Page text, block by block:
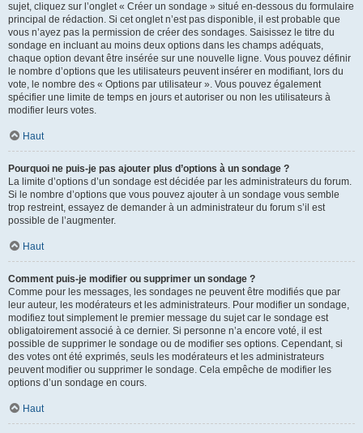
sujet, cliquez sur l’onglet « Créer un sondage » situé en-dessous du formulaire
principal de rédaction. Si cet onglet n’est pas disponible, il est probable que
vous n’ayez pas la permission de créer des sondages. Saisissez le titre du
sondage en incluant au moins deux options dans les champs adéquats,
chaque option devant être insérée sur une nouvelle ligne. Vous pouvez définir
le nombre d’options que les utilisateurs peuvent insérer en modifiant, lors du
vote, le nombre des « Options par utilisateur ». Vous pouvez également
spécifier une limite de temps en jours et autoriser ou non les utilisateurs à
modifier leurs votes.
Haut
Pourquoi ne puis-je pas ajouter plus d’options à un sondage ?
La limite d’options d’un sondage est décidée par les administrateurs du forum.
Si le nombre d’options que vous pouvez ajouter à un sondage vous semble
trop restreint, essayez de demander à un administrateur du forum s’il est
possible de l’augmenter.
Haut
Comment puis-je modifier ou supprimer un sondage ?
Comme pour les messages, les sondages ne peuvent être modifiés que par
leur auteur, les modérateurs et les administrateurs. Pour modifier un sondage,
modifiez tout simplement le premier message du sujet car le sondage est
obligatoirement associé à ce dernier. Si personne n’a encore voté, il est
possible de supprimer le sondage ou de modifier ses options. Cependant, si
des votes ont été exprimés, seuls les modérateurs et les administrateurs
peuvent modifier ou supprimer le sondage. Cela empêche de modifier les
options d’un sondage en cours.
Haut